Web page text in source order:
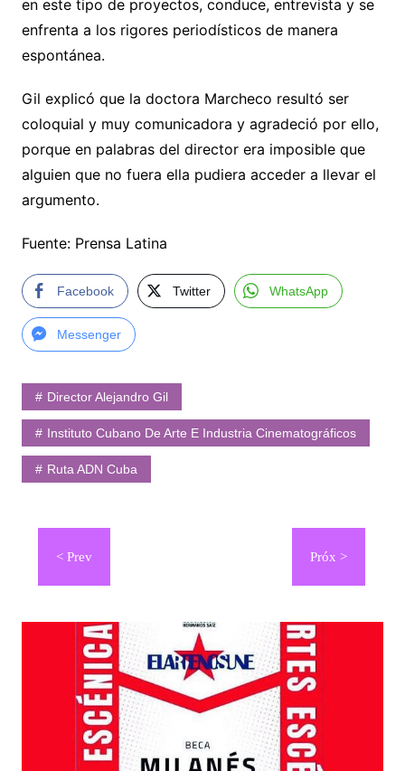
en este tipo de proyectos, conduce, entrevista y se
enfrenta a los rigores periodísticos de manera
espontánea.
Gil explicó que la doctora Marcheco resultó ser
coloquial y muy comunicadora y agradeció por ello,
porque en palabras del director era imposible que
alguien que no fuera ella pudiera acceder a llevar el
argumento.
Fuente: Prensa Latina
Facebook Twitter WhatsApp
Messenger
Director Alejandro Gil
Instituto Cubano De Arte E Industria Cinematográficos
Ruta ADN Cuba
Navegación
entradas